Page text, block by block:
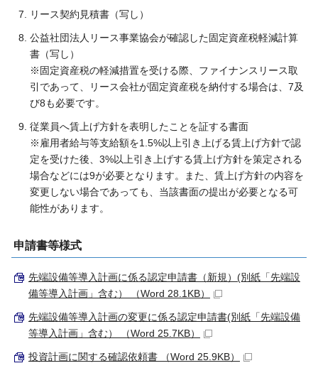
リース契約見積書（写し）
公益社団法人リース事業協会が確認した固定資産税軽減計算
書（写し）
※固定資産税の軽減措置を受ける際、ファイナンスリース取
引であって、リース会社が固定資産税を納付する場合は、7及
び8も必要です。
従業員へ賃上げ方針を表明したことを証する書面
※雇用者給与等支給額を1.5%以上引き上げる賃上げ方針で認
定を受けた後、3%以上引き上げする賃上げ方針を策定される
場合などには9が必要となります。また、賃上げ方針の内容を
変更しない場合であっても、当該書面の提出が必要となる可
能性があります。
申請書等様式
先端設備等導入計画に係る認定申請書（新規）(別紙「先端設
備等導入計画」含む） （Word 28.1KB）
先端設備等導入計画の変更に係る認定申請書(別紙「先端設備
等導入計画」含む） （Word 25.7KB）
投資計画に関する確認依頼書 （Word 25.9KB）